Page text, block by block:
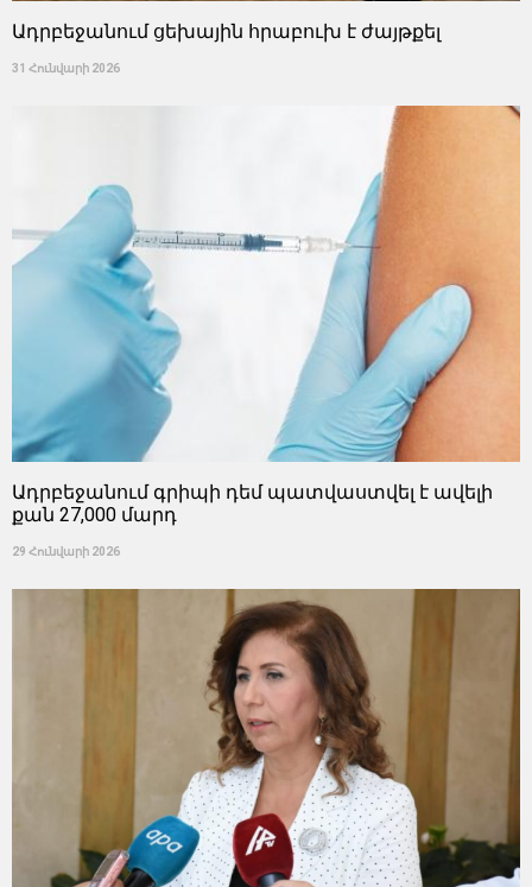
Ադրբեջանում ցեխային հրաբուխ է ժայթքել
31 Հունվարի 2026
Ադրբեջանում գրիպի դեմ պատվաստվել է ավելի
քան 27,000 մարդ
29 Հունվարի 2026